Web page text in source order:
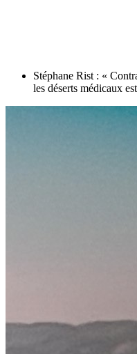
Stéphane Rist : «
les déserts médicaux